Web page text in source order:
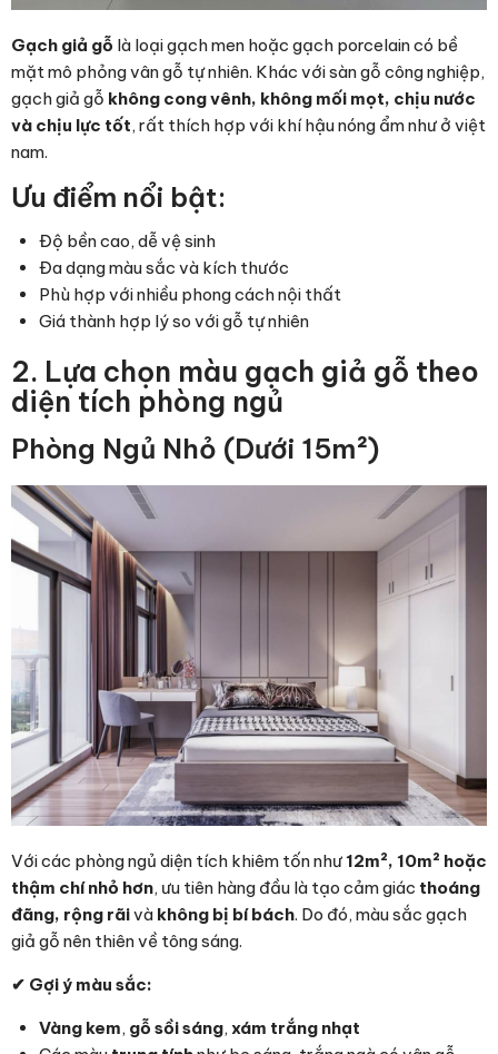
Gạch giả gỗ là loại gạch men hoặc gạch porcelain có bề
mặt mô phỏng vân gỗ tự nhiên. Khác với sàn gỗ công nghiệp,
gạch giả gỗ không cong vênh, không mối mọt, chịu nước
và chịu lực tốt, rất thích hợp với khí hậu nóng ẩm như ở việt
nam.
Ưu điểm nổi bật:
Độ bền cao, dễ vệ sinh
Đa dạng màu sắc và kích thước
Phù hợp với nhiều phong cách nội thất
Giá thành hợp lý so với gỗ tự nhiên
2. Lựa chọn màu gạch giả gỗ theo
diện tích phòng ngủ
Phòng Ngủ Nhỏ (Dưới 15m²)
Với các phòng ngủ diện tích khiêm tốn như12m², 10m² hoặc
thậm chí nhỏ hơn, ưu tiên hàng đầu là tạo cảm giác thoáng
đãng, rộng rãivà không bị bí bách. Do đó, màu sắc gạch
giả gỗ nên thiên về tông sáng.
✔ Gợi ý màu sắc:
Vàng kem, gỗ sồi sáng, xám trắng nhạt